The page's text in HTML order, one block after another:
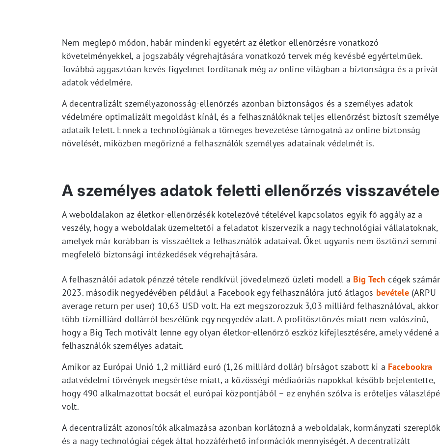
Nem meglepő módon, habár mindenki egyetért az életkor-ellenőrzésre vonatkozó
követelményekkel, a jogszabály végrehajtására vonatkozó tervek még kevésbé egyértelműek.
Továbbá aggasztóan kevés figyelmet fordítanak még az online világban a biztonságra és a privát
adatok védelmére.
A decentralizált személyazonosság-ellenőrzés azonban biztonságos és a személyes adatok
védelmére optimalizált megoldást kínál, és a felhasználóknak teljes ellenőrzést biztosít
adataik felett. Ennek a technológiának a tömeges bevezetése támogatná az online biztonság
növelését, miközben megőrizné a felhasználók személyes adatainak védelmét is.
A személyes adatok feletti ellenőrzés visszavétele
A weboldalakon az életkor-ellenőrzésék kötelezővé tételével kapcsolatos egyik fő aggály az a
veszély, hogy a weboldalak üzemeltetői a feladatot kiszervezik a nagy technológiai vállalatoknak,
amelyek már korábban is visszaéltek a felhasználók adataival. Őket ugyanis nem ösztönzi semmi
megfelelő biztonsági intézkedések végrehajtására.
A felhasználói adatok pénzzé tétele rendkívül jövedelmező üzleti modell a Big Tech cégek
2023. második negyedévében például a Facebook egy felhasználóra jutó átlagos bevétele(ARPU
average return per user) 10,63 USD volt. Ha ezt megszorozzuk 3,03 milliárd felhasználóval, akkor
több tízmilliárd dollárról beszélünk egy negyedév alatt. A profitösztönzés miatt nem valószínű,
hogy a Big Tech motivált lenne egy olyan életkor-ellenőrző eszköz kifejlesztésére, amely védené a
felhasználók személyes adatait.
Amikor az Európai Unió 1,2 milliárd euró (1,26 milliárd dollár) bírságot szabott ki a Facebookra
adatvédelmi törvények megsértése miatt, a közösségi médiaóriás napokkal később bejelentette,
hogy 490 alkalmazottat bocsát el európai központjából – ez enyhén szólva is erőteljes
volt.
A decentralizált azonosítók alkalmazása azonban korlátozná a weboldalak, kormányzati szereplők
és a nagy technológiai cégek által hozzáférhető információk mennyiségét. A decentralizált